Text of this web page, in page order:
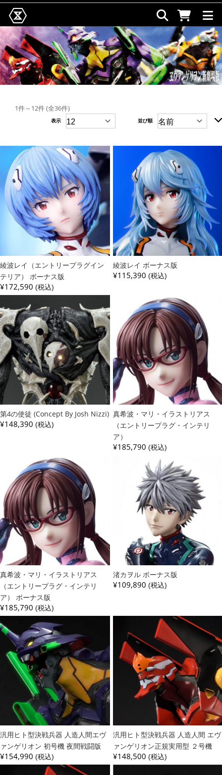
1件～12件 (全36件)
並び順
表示
綾波レイ（エントリープラグイン
テリア） ボーナス版
¥172,590 (税込)
綾波レイ ボーナス版
¥115,390 (税込)
第4の使徒 (Concept By Josh Nizzi)
¥148,390 (税込)
真希波・マリ・イラストリアス
（エントリープラグ・インテリ
ア）
¥185,790 (税込)
真希波・マリ・イラストリアス
（エントリープラグ・インテリ
ア） ボーナス版
¥185,790 (税込)
渚カヲル ボーナス版
¥109,890 (税込)
汎用ヒト型決戦兵器 人造人間エヴ
ァンゲリオン 初号機 夜間戦闘版
¥154,990 (税込)
汎用ヒト型決戦兵器 人造人間 エヴ
ァンゲリオン正規実用型 ２号機
¥148,500 (税込)